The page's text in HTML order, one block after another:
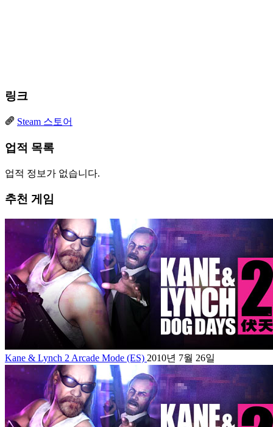
링크
Steam 스토어
업적 목록
업적 정보가 없습니다.
추천 게임
Kane & Lynch 2 Arcade Mode (ES) 2010년 7월 26일